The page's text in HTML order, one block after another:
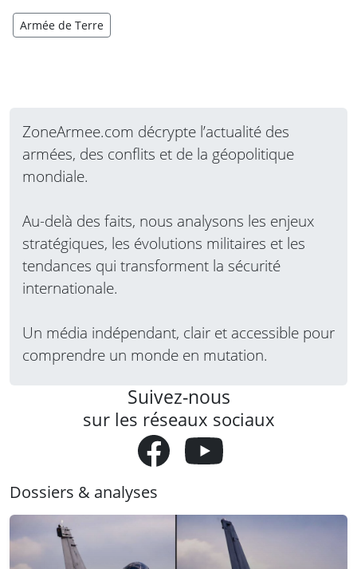
Armée de Terre
ZoneArmee.com décrypte l’actualité des
armées, des conflits et de la géopolitique
mondiale.
Au-delà des faits, nous analysons les enjeux
stratégiques, les évolutions militaires et les
tendances qui transforment la sécurité
internationale.
Un média indépendant, clair et accessible pour
comprendre un monde en mutation.
Suivez-nous
sur les réseaux sociaux
Dossiers & analyses